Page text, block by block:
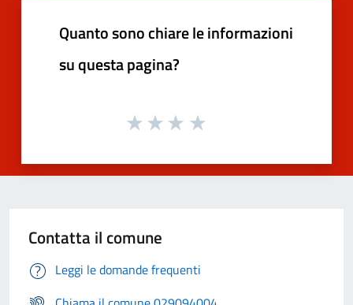
Quanto sono chiare le informazioni
su questa pagina?
Contatta il comune
Leggi le domande frequenti